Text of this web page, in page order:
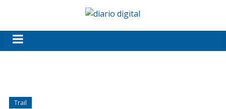
Trail